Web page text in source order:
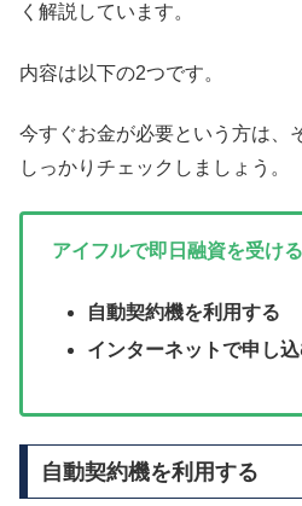
く解説しています。
内容は以下の2つです。
今すぐお金が必要という方は、
しっかりチェックしましょう。
アイフルで即日融資を受け
自動契約機を利用する
インターネットで申し
自動契約機を利用する